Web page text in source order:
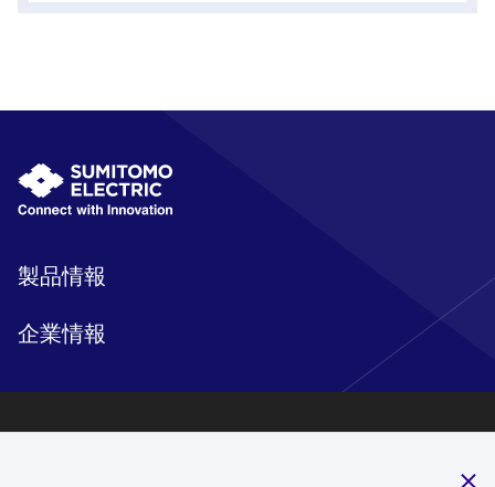
製品情報
企業情報